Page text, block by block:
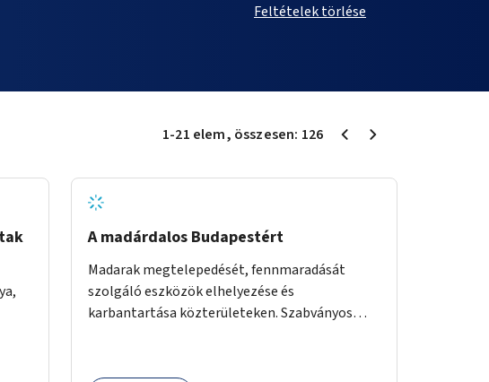
Feltételek törlése
1-21 elem, összesen: 126
A madárdalos Budapestért
Madarak megtelepedését, fennmaradását
szolgáló eszközök elhelyezése és
karbantartása közterületeken. Szabványos